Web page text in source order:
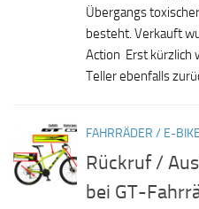
Übergangs
besteht. Verkauft
Action Erst kürzlich
Teller ebenfalls
FAHRRÄDER / E-
Rückruf /
bei GT-